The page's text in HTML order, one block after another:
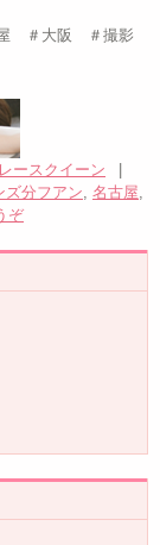
＃大阪 ＃撮影
レースクイーン
ズ分フアン, 名古屋,
ぞ